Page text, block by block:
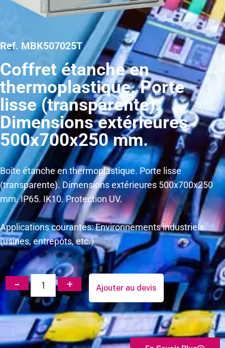
Ref. MBK507025T
Coffret étanche en
thermoplastique. Porte
lisse (transparente).
Dimensions extérieures
500x700x250 mm.
Boîte étanche en thermoplastique. Porte lisse
(transparente). Dimensions extérieures 500x700x250
mm. IP65. IK10. Protection UV.
Applications courantes: Environnements industriels
(usines, entrepôts, etc.)
Ajouter au devis